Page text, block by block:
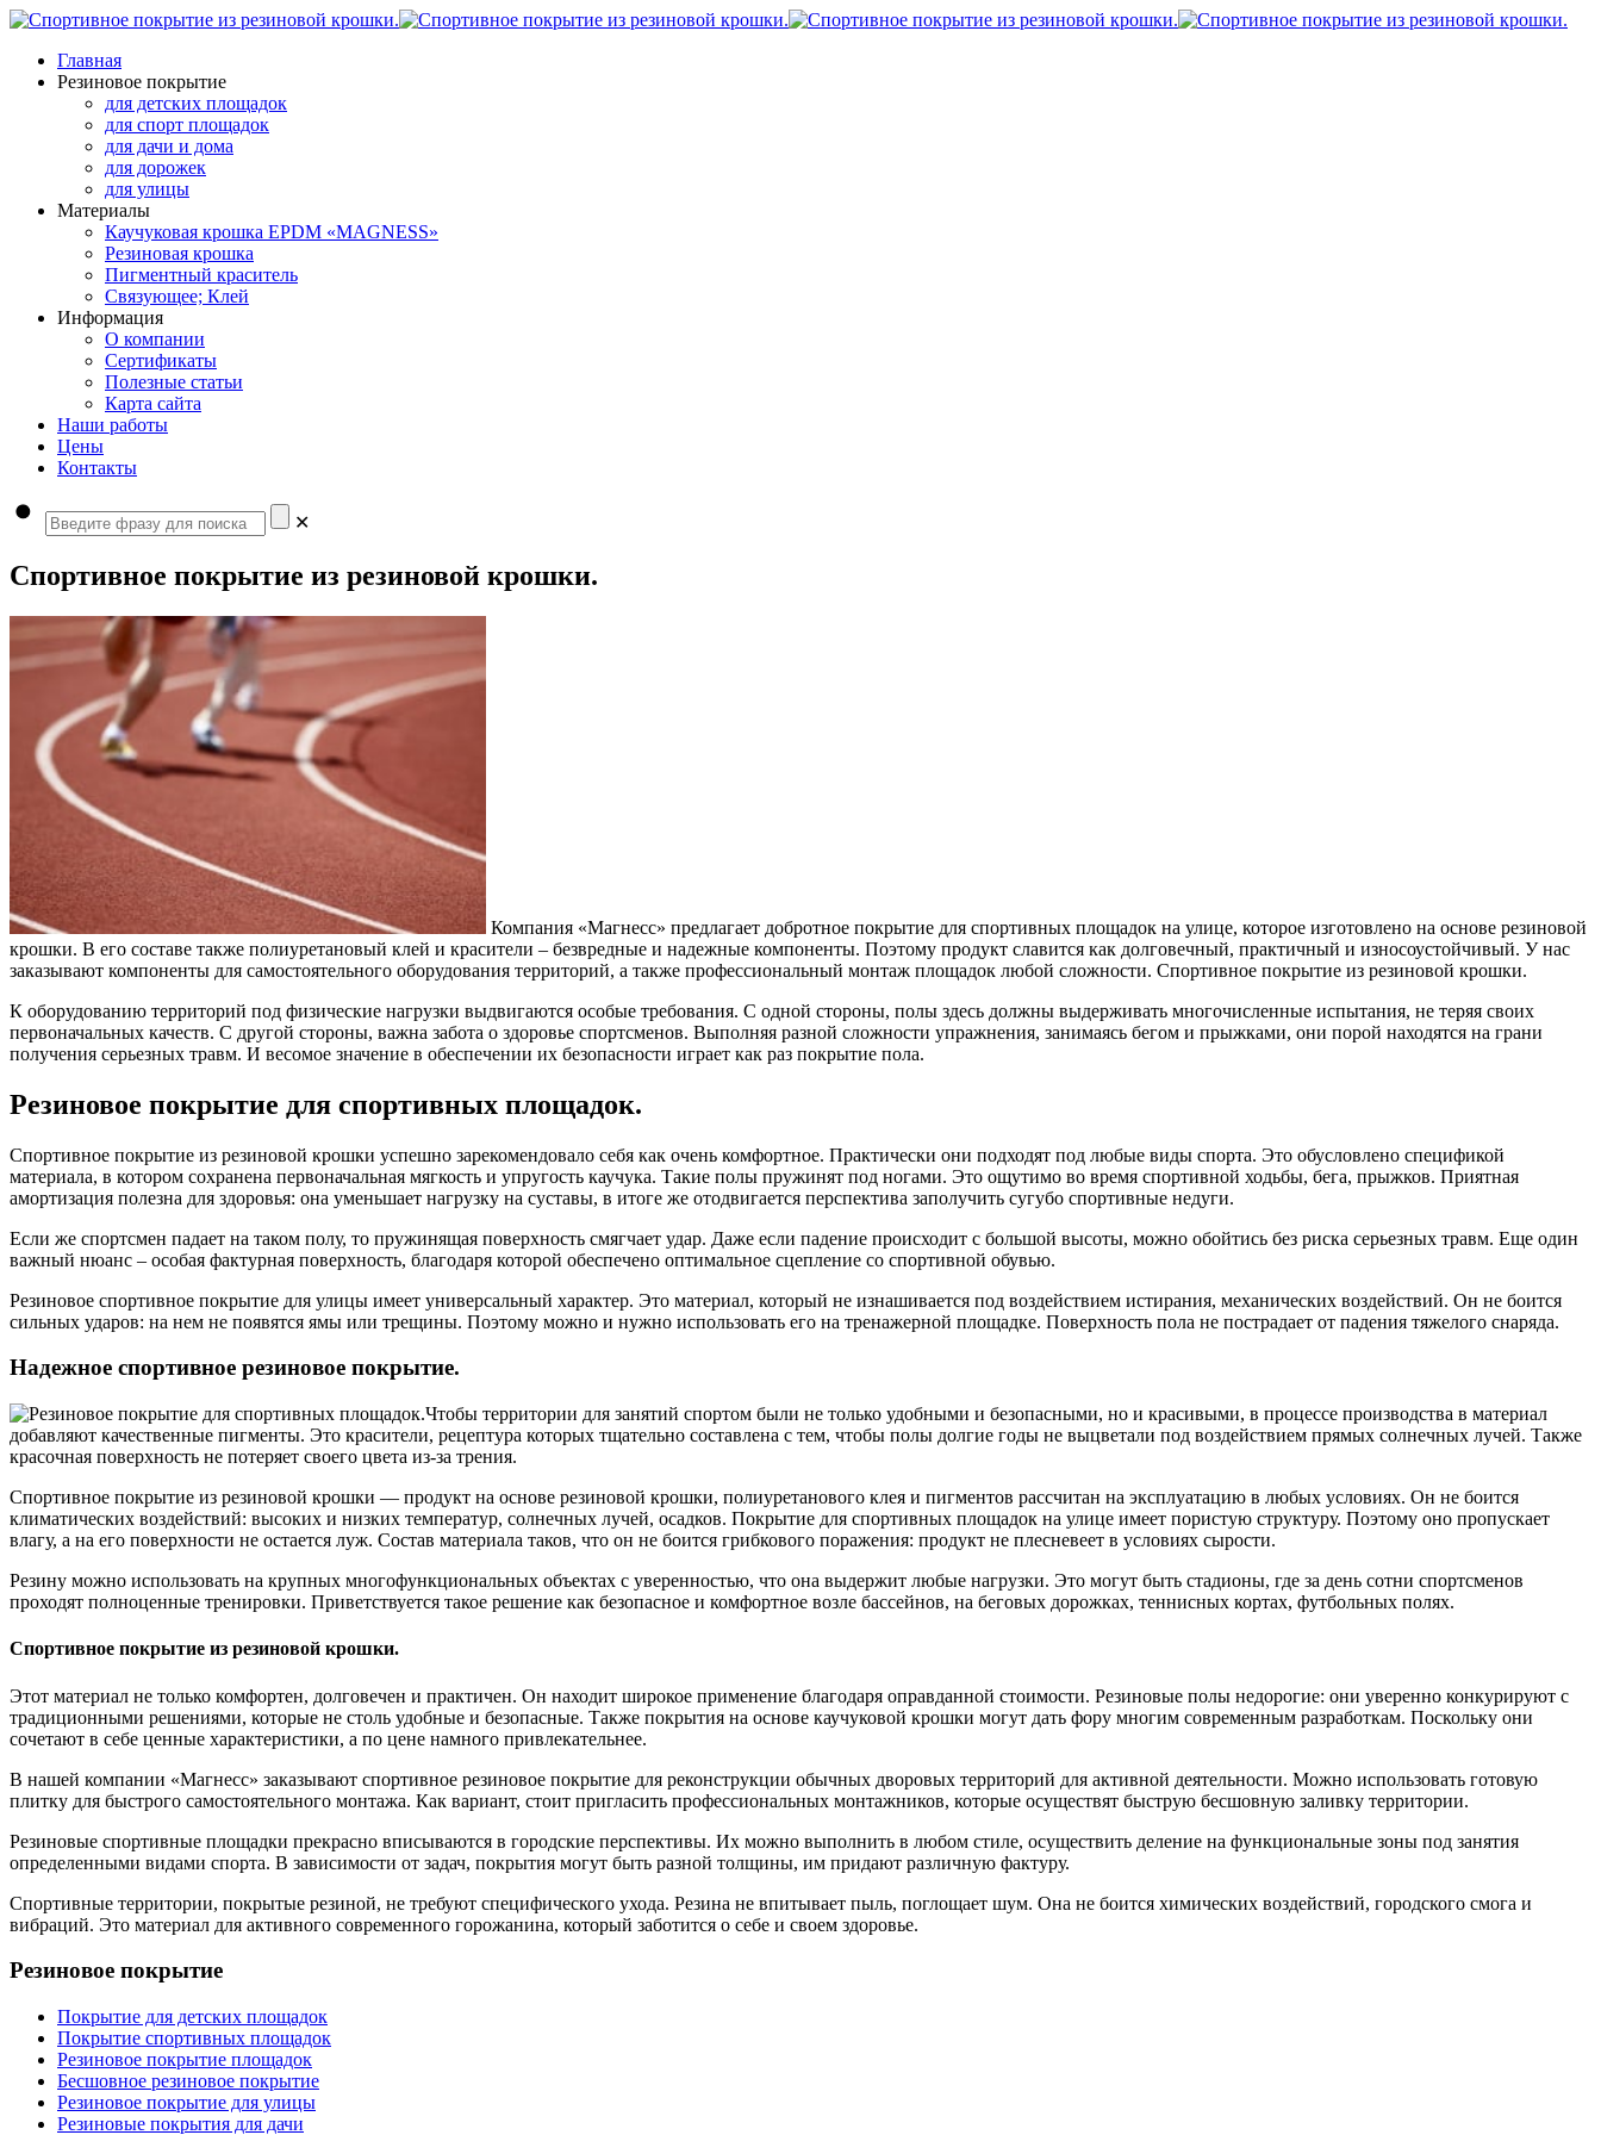
Главная
Резиновое покрытие
для детских площадок
для спорт площадок
для дачи и дома
для дорожек
для улицы
Материалы
Каучуковая крошка EPDM «MAGNESS»
Резиновая крошка
Пигментный краситель
Связующее; Клей
Информация
О компании
Сертификаты
Полезные статьи
Карта сайта
Наши работы
Цены
Контакты
✕
Спортивное покрытие из резиновой крошки.
Компания «Магнесс» предлагает добротное покрытие для спортивных площадок на улице, которое изготовлено на основе резиновой
крошки. В его составе также полиуретановый клей и красители – безвредные и надежные компоненты. Поэтому продукт славится как долговечный, практичный и износоустойчивый. У нас
заказывают компоненты для самостоятельного оборудования территорий, а также профессиональный монтаж площадок любой сложности. Спортивное покрытие из резиновой крошки.
К оборудованию территорий под физические нагрузки выдвигаются особые требования. С одной стороны, полы здесь должны выдерживать многочисленные испытания, не теряя своих
первоначальных качеств. С другой стороны, важна забота о здоровье спортсменов. Выполняя разной сложности упражнения, занимаясь бегом и прыжками, они порой находятся на грани
получения серьезных травм. И весомое значение в обеспечении их безопасности играет как раз покрытие пола.
Резиновое покрытие для спортивных площадок.
Спортивное покрытие из резиновой крошки успешно зарекомендовало себя как очень комфортное. Практически они подходят под любые виды спорта. Это обусловлено спецификой
материала, в котором сохранена первоначальная мягкость и упругость каучука. Такие полы пружинят под ногами. Это ощутимо во время спортивной ходьбы, бега, прыжков. Приятная
амортизация полезна для здоровья: она уменьшает нагрузку на суставы, в итоге же отодвигается перспектива заполучить сугубо спортивные недуги.
Если же спортсмен падает на таком полу, то пружинящая поверхность смягчает удар. Даже если падение происходит с большой высоты, можно обойтись без риска серьезных травм. Еще один
важный нюанс – особая фактурная поверхность, благодаря которой обеспечено оптимальное сцепление со спортивной обувью.
Резиновое спортивное покрытие для улицы имеет универсальный характер. Это материал, который не изнашивается под воздействием истирания, механических воздействий. Он не боится
сильных ударов: на нем не появятся ямы или трещины. Поэтому можно и нужно использовать его на тренажерной площадке. Поверхность пола не пострадает от падения тяжелого снаряда.
Надежное спортивное резиновое покрытие.
Чтобы территории для занятий спортом были не только удобными и безопасными, но и красивыми, в процессе производства в материал
добавляют качественные пигменты. Это красители, рецептура которых тщательно составлена с тем, чтобы полы долгие годы не выцветали под воздействием прямых солнечных лучей. Также
красочная поверхность не потеряет своего цвета из-за трения.
Спортивное покрытие из резиновой крошки — продукт на основе резиновой крошки, полиуретанового клея и пигментов рассчитан на эксплуатацию в любых условиях. Он не боится
климатических воздействий: высоких и низких температур, солнечных лучей, осадков. Покрытие для спортивных площадок на улице имеет пористую структуру. Поэтому оно пропускает
влагу, а на его поверхности не остается луж. Состав материала таков, что он не боится грибкового поражения: продукт не плесневеет в условиях сырости.
Резину можно использовать на крупных многофункциональных объектах с уверенностью, что она выдержит любые нагрузки. Это могут быть стадионы, где за день сотни спортсменов
проходят полноценные тренировки. Приветствуется такое решение как безопасное и комфортное возле бассейнов, на беговых дорожках, теннисных кортах, футбольных полях.
Спортивное покрытие из резиновой крошки.
Этот материал не только комфортен, долговечен и практичен. Он находит широкое применение благодаря оправданной стоимости. Резиновые полы недорогие: они уверенно конкурируют с
традиционными решениями, которые не столь удобные и безопасные. Также покрытия на основе каучуковой крошки могут дать фору многим современным разработкам. Поскольку они
сочетают в себе ценные характеристики, а по цене намного привлекательнее.
В нашей компании «Магнесс» заказывают спортивное резиновое покрытие для реконструкции обычных дворовых территорий для активной деятельности. Можно использовать готовую
плитку для быстрого самостоятельного монтажа. Как вариант, стоит пригласить профессиональных монтажников, которые осуществят быструю бесшовную заливку территории.
Резиновые спортивные площадки прекрасно вписываются в городские перспективы. Их можно выполнить в любом стиле, осуществить деление на функциональные зоны под занятия
определенными видами спорта. В зависимости от задач, покрытия могут быть разной толщины, им придают различную фактуру.
Спортивные территории, покрытые резиной, не требуют специфического ухода. Резина не впитывает пыль, поглощает шум. Она не боится химических воздействий, городского смога и
вибраций. Это материал для активного современного горожанина, который заботится о себе и своем здоровье.
Резиновое покрытие
Покрытие для детских площадок
Покрытие спортивных площадок
Резиновое покрытие площадок
Бесшовное резиновое покрытие
Резиновое покрытие для улицы
Резиновые покрытия для дачи